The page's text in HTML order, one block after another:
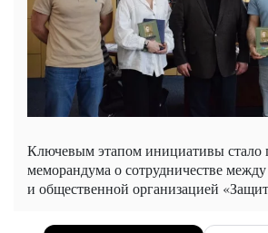
Ключевым этапом инициативы стало
меморандума о сотрудничестве
и общественной организацией